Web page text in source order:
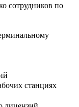
сотрудников по
станциях